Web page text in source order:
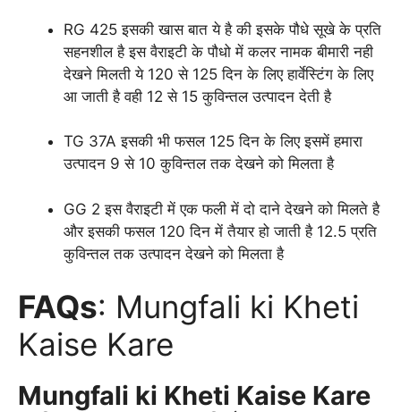
RG 425 इसकी खास बात ये है की इसके पौधे सूखे के प्रति
सहनशील है इस वैराइटी के पौधो में कलर नामक बीमारी नही
देखने मिलती ये 120 से 125 दिन के लिए हार्वेस्टिंग के लिए
आ जाती है वही 12 से 15 कुविन्तल उत्पादन देती है
TG 37A इसकी भी फसल 125 दिन के लिए इसमें हमारा
उत्पादन 9 से 10 कुविन्तल तक देखने को मिलता है
GG 2 इस वैराइटी में एक फली में दो दाने देखने को मिलते है
और इसकी फसल 120 दिन में तैयार हो जाती है 12.5 प्रति
कुविन्तल तक उत्पादन देखने को मिलता है
FAQs: Mungfali ki Kheti
Kaise Kare
Mungfali ki Kheti Kaise Kare